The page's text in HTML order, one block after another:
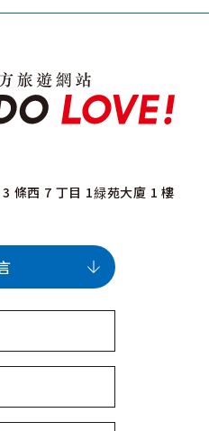
條西 7 丁目 1緑苑大廈 1 樓